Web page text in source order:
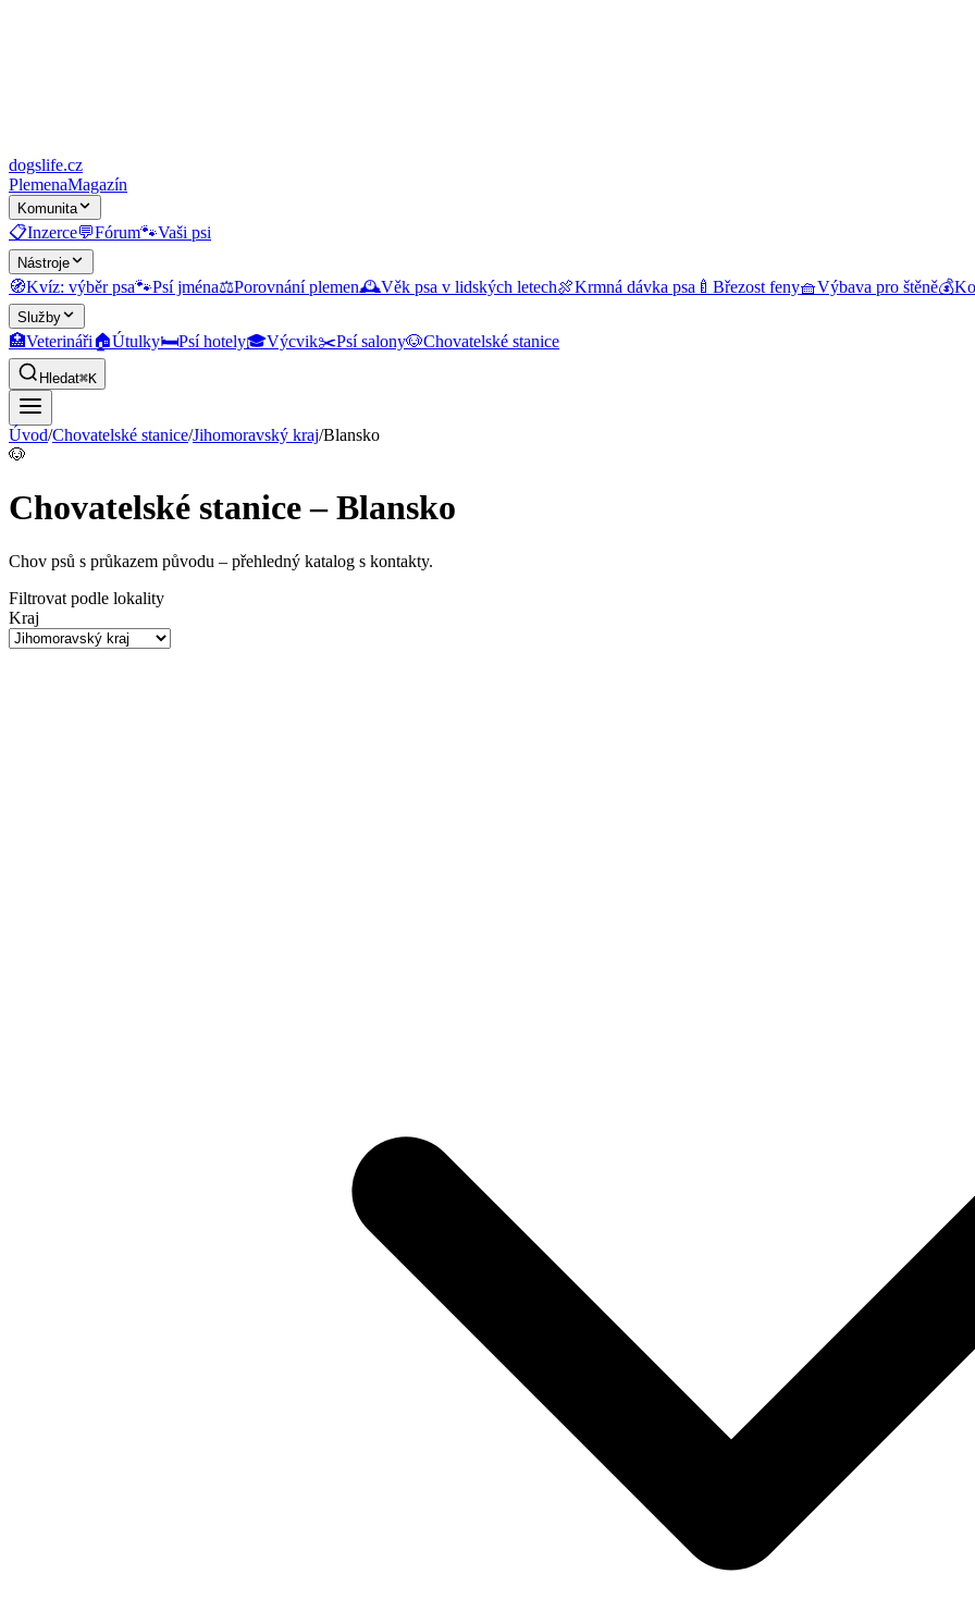
dogslife.cz
PlemenaMagazín
Komunita
📋Inzerce💬Fórum🐾Vaši psi
Nástroje
🧭Kvíz: výběr psa🐾Psí jména⚖️Porovnání plemen🕰️Věk psa v lidských letech🍖Krmná dávka psa 🍼 Březost feny🧺Výbava pro štěně💰
Služby
🏥Veterináři🏠Útulky🛏️Psí hotely🎓Výcvik✂️Psí salony🐶Chovatelské stanice
Hledat⌘K
Úvod/Chovatelské stanice/Jihomoravský kraj/Blansko
🐶
Chovatelské stanice – Blansko
Chov psů s průkazem původu – přehledný katalog s kontakty.
Filtrovat podle lokality
Kraj